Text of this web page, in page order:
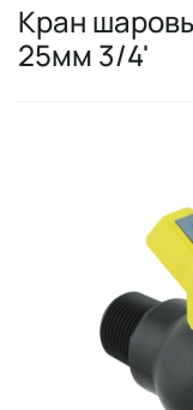
Кран
25мм 3/4'